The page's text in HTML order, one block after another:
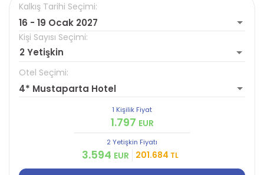
Kalkış Tarihi Seçimi:
16 - 19 Ocak 2027
Kişi Sayısı Seçimi:
2 Yetişkin
Otel Seçimi:
4* Mustaparta Hotel
1 Kişilik Fiyat
1.797 EUR
2 Yetişkin Fiyatı
3.594 EUR 201.684 TL